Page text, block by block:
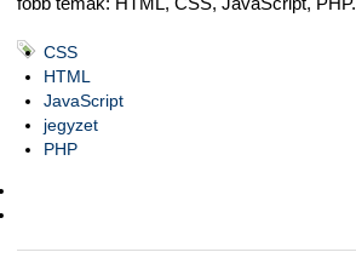
CSS
HTML
JavaScript
jegyzet
PHP